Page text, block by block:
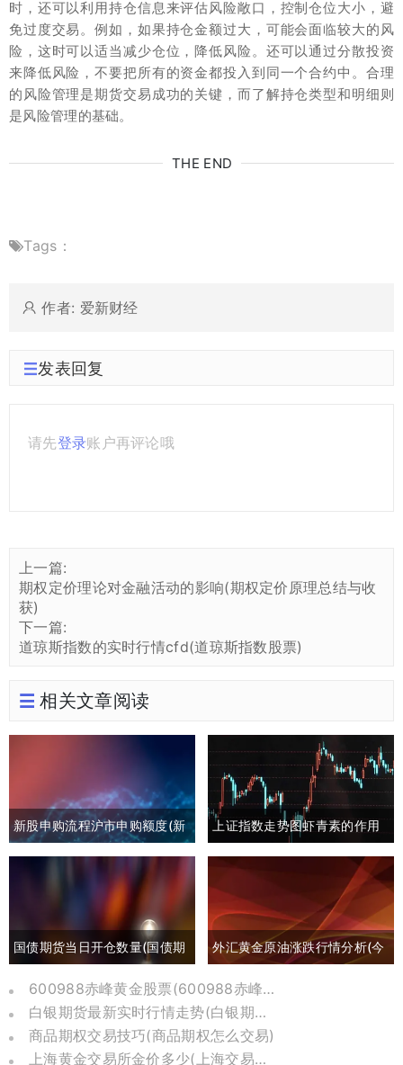
时，还可以利用持仓信息来评估风险敞口，控制仓位大小，避
免过度交易。例如，如果持仓金额过大，可能会面临较大的风
险，这时可以适当减少仓位，降低风险。还可以通过分散投资
来降低风险，不要把所有的资金都投入到同一个合约中。合理
的风险管理是期货交易成功的关键，而了解持仓类型和明细则
是风险管理的基础。
THE END
Tags：
作者: 爱新财经
发表回复
请先登录账户再评论哦
上一篇:
期权定价理论对金融活动的影响(期权定价原理总结与收
获)
下一篇:
道琼斯指数的实时行情cfd(道琼斯指数股票)
相关文章阅读
新股申购流程沪市申购额度(新
股申购流程沪市申购额度怎么
上证指数走势图虾青素的作用
(上证指数黄白线分析)
国债期货当日开仓数量(国债期
货买入开仓)
外汇黄金原油涨跌行情分析(今
日外汇黄金原油分析)
600988赤峰黄金股票(600988赤峰黄金股票历史价格)
白银期货最新实时行情走势(白银期货行情实时行情)
商品期权交易技巧(商品期权怎么交易)
上海黄金交易所金价多少(上海交易所黄金价格今日金价)